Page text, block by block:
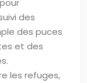
des
des puces
et des
les refuges,